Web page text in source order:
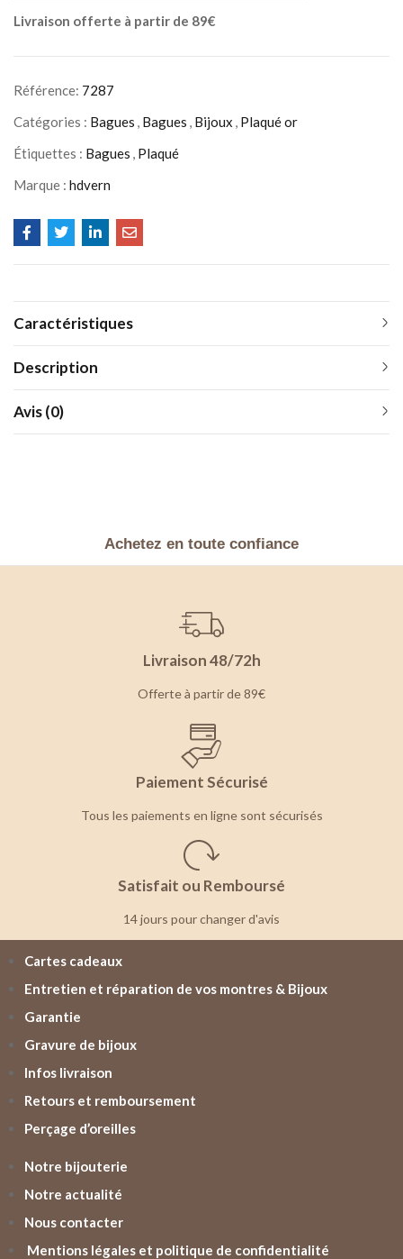
Livraison offerte à partir de 89€
Référence: 7287
Catégories : Bagues , Bagues , Bijoux , Plaqué or
Étiquettes : Bagues , Plaqué
Marque : hdvern
Caractéristiques
Description
Avis (0)
Achetez en toute confiance
Livraison 48/72h
Offerte à partir de 89€
Paiement Sécurisé
Tous les paiements en ligne sont sécurisés
Satisfait ou Remboursé
14 jours pour changer d'avis
Cartes cadeaux
Entretien et réparation de vos montres & Bijoux
Garantie
Gravure de bijoux
Infos livraison
Retours et remboursement
Perçage d’oreilles
Notre bijouterie
Notre actualité
Nous contacter
Mentions légales et politique de confidentialité